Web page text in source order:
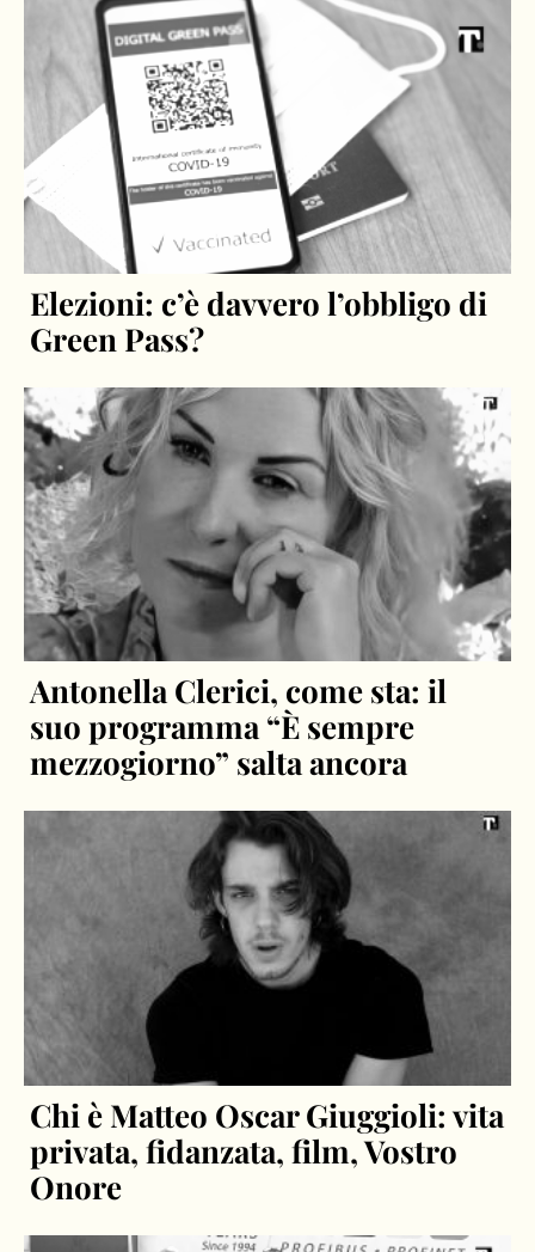
Elezioni: c’è davvero l’obbligo di
Green Pass?
Antonella Clerici, come sta: il
suo programma “È sempre
mezzogiorno” salta ancora
Chi è Matteo Oscar Giuggioli: vita
privata, fidanzata, film, Vostro
Onore